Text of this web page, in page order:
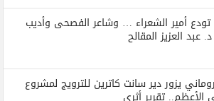
تودع أمير الشعراء … وشاعر الفصحى وأديب
عبد العزيز المقالح
يزور دير سانت كاترين للترويج لمشروع